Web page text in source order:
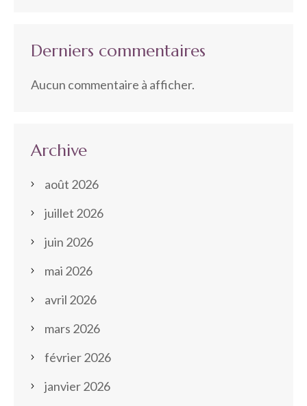
Derniers commentaires
Aucun commentaire à afficher.
Archive
août 2026
juillet 2026
juin 2026
mai 2026
avril 2026
mars 2026
février 2026
janvier 2026